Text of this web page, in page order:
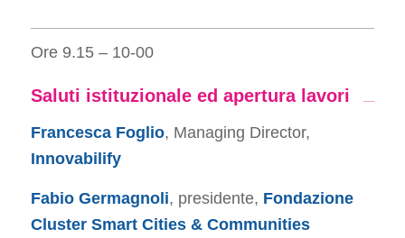
Ore 9.15 – 10-00
Saluti istituzionale ed apertura lavori
Francesca Foglio, Managing Director,
Innovabilify
Fabio Germagnoli, presidente, Fondazione
Cluster Smart Cities & Communities